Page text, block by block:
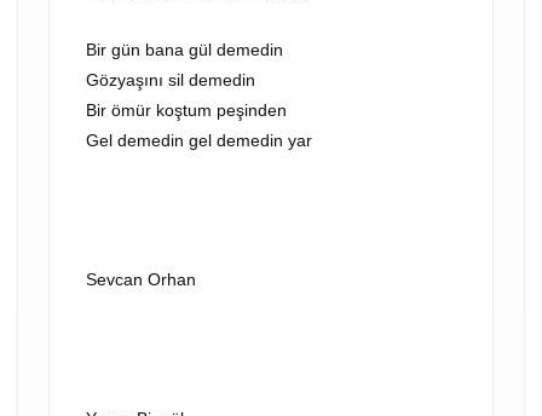
Bir gün bana gül demedin
Gözyaşını sil demedin
Bir ömür koştum peşinden
Gel demedin gel demedin yar
Sevcan Orhan